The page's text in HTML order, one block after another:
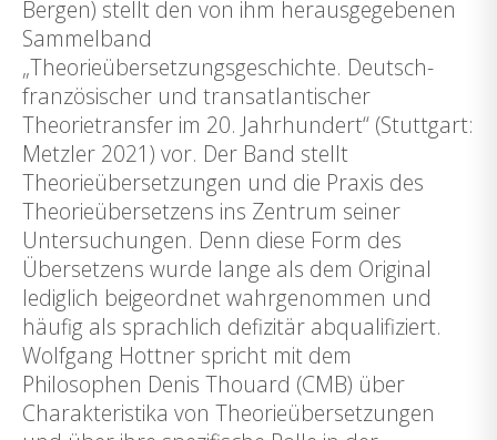
Bergen) stellt den von ihm herausgegebenen
Sammelband
„Theorieübersetzungsgeschichte. Deutsch-
französischer und transatlantischer
Theorietransfer im 20. Jahrhundert“ (Stuttgart:
Metzler 2021) vor. Der Band stellt
Theorieübersetzungen und die Praxis des
Theorieübersetzens ins Zentrum seiner
Untersuchungen. Denn diese Form des
Übersetzens wurde lange als dem Original
lediglich beigeordnet wahrgenommen und
häufig als sprachlich defizitär abqualifiziert.
Wolfgang Hottner spricht mit dem
Philosophen Denis Thouard (CMB) über
Charakteristika von Theorieübersetzungen